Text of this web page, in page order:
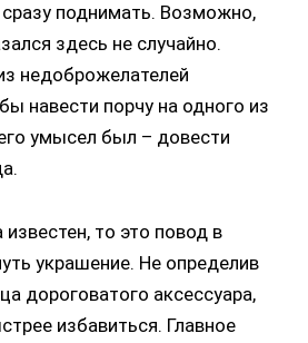
сразу поднимать. Возможно,
здесь не случайно.
недоброжелателей
навести порчу на одного из
умысел был – довести
известен, то это повод в
украшение. Не определив
дороговатого аксессуара,
избавиться. Главное